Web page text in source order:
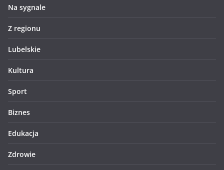
Na sygnale
Z regionu
Lubelskie
Kultura
Sport
Biznes
Edukacja
Zdrowie